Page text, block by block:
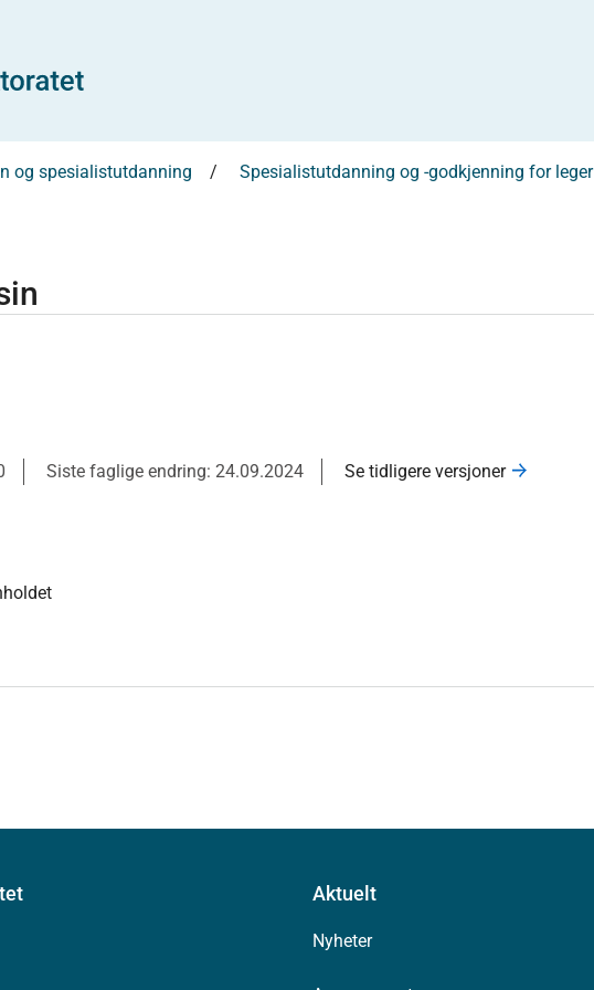
og spesialistutdanning Spesialistutdanning og -godkjenning for leger
Siste faglige endring: 24.09.2024 Se tidligere versjoner
Aktuelt
Nyheter